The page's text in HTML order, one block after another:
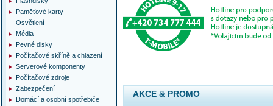
AKCE & PROMO
Paměťové karty
Osvětlení
Média
Pevné disky
Počítačové skříně a chlazení
Serverové komponenty
Počítačové zdroje
Zabezpečení
Domácí a osobní spotřebiče